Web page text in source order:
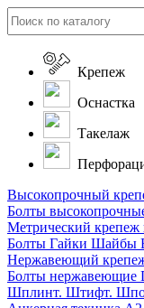
Крепеж
Оснастка
Такелаж
Высокопрочный
Болты
Метрический крепеж
Болты Гайки Шайбы
Нержавеющий
Болты нержавеющие
Шплинт. Штифт.